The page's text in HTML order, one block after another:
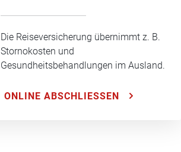
Die Reiseversicherung übernimmt z. B.
Stornokosten und
Gesundheitsbehandlungen im Ausland.
ONLINE ABSCHLIESSEN